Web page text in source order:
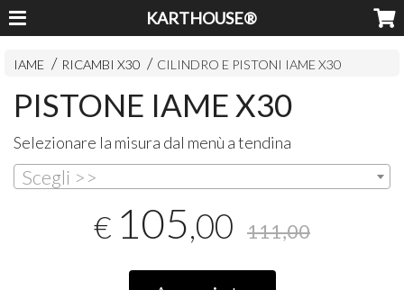
KARTHOUSE®
IAME RICAMBI X30 CILINDRO E PISTONI IAME X30
PISTONE IAME X30
Selezionare la misura dal menù a tendina
Scegli >>
€ 105,00 111,00